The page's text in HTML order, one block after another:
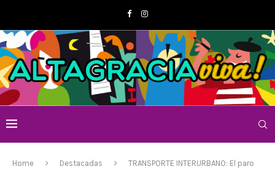
Home Destacadas
TRANSPORTE INTERURBANO: El paro